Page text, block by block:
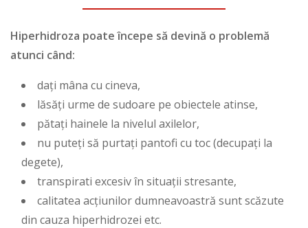
Hiperhidroza poate începe să devină o problemă
atunci când:
dați mâna cu cineva,
lăsăți urme de sudoare pe obiectele atinse,
pătați hainele la nivelul axilelor,
nu puteți să purtați pantofi cu toc (decupați la
degete),
transpirati excesiv în situații stresante,
calitatea acțiunilor dumneavoastră sunt scăzute
din cauza hiperhidrozei etc.